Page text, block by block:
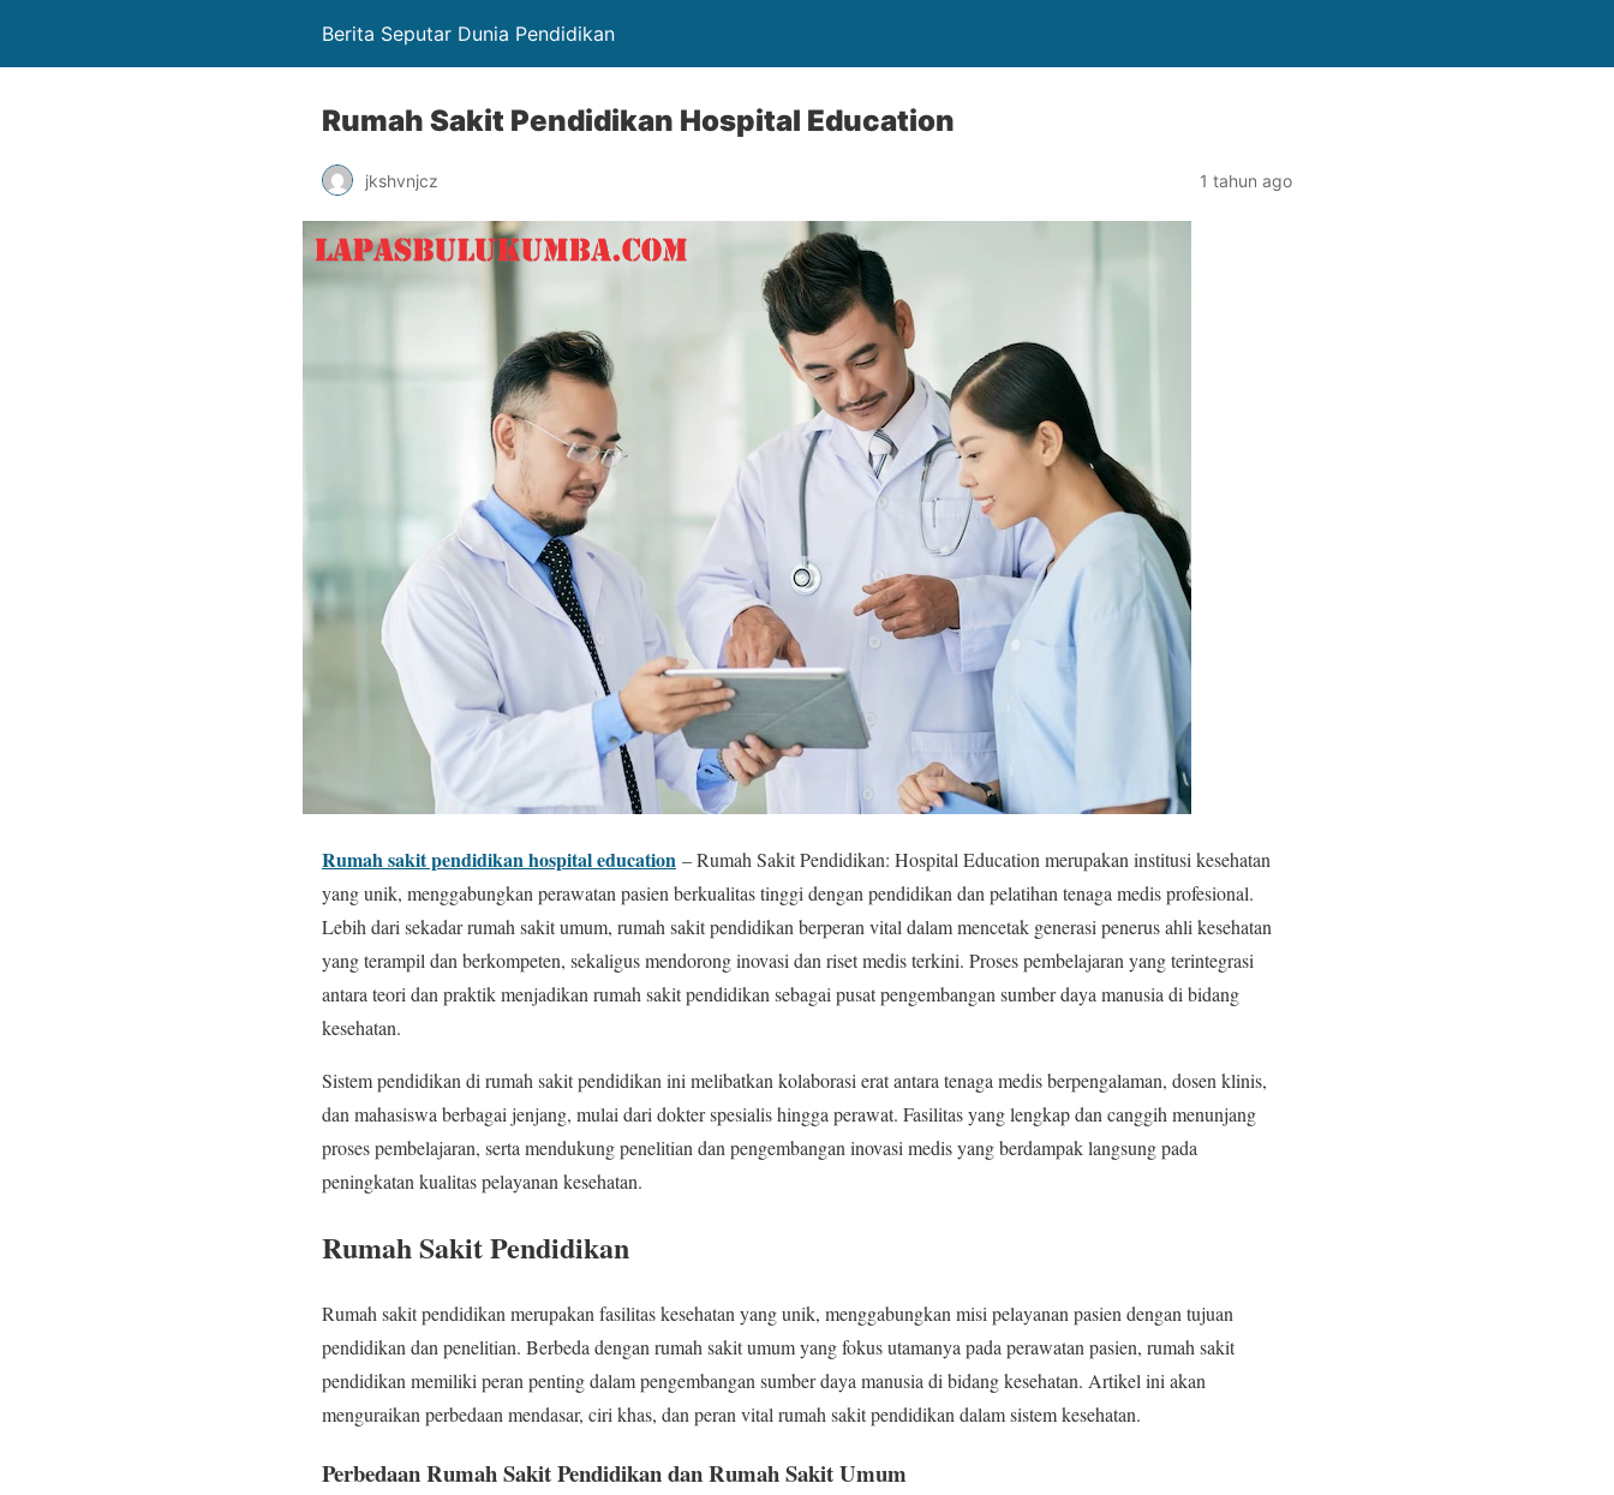
Berita Seputar Dunia Pendidikan
Rumah Sakit Pendidikan Hospital Education
jkshvnjcz 1 tahun ago
Rumah sakit pendidikan hospital education – Rumah Sakit Pendidikan: Hospital Education merupakan institusi kesehatan
yang unik, menggabungkan perawatan pasien berkualitas tinggi dengan pendidikan dan pelatihan tenaga medis profesional.
Lebih dari sekadar rumah sakit umum, rumah sakit pendidikan berperan vital dalam mencetak generasi penerus ahli kesehatan
yang terampil dan berkompeten, sekaligus mendorong inovasi dan riset medis terkini. Proses pembelajaran yang terintegrasi
antara teori dan praktik menjadikan rumah sakit pendidikan sebagai pusat pengembangan sumber daya manusia di bidang
kesehatan.
Sistem pendidikan di rumah sakit pendidikan ini melibatkan kolaborasi erat antara tenaga medis berpengalaman, dosen klinis,
dan mahasiswa berbagai jenjang, mulai dari dokter spesialis hingga perawat. Fasilitas yang lengkap dan canggih menunjang
proses pembelajaran, serta mendukung penelitian dan pengembangan inovasi medis yang berdampak langsung pada
peningkatan kualitas pelayanan kesehatan.
Rumah Sakit Pendidikan
Rumah sakit pendidikan merupakan fasilitas kesehatan yang unik, menggabungkan misi pelayanan pasien dengan tujuan
pendidikan dan penelitian. Berbeda dengan rumah sakit umum yang fokus utamanya pada perawatan pasien, rumah sakit
pendidikan memiliki peran penting dalam pengembangan sumber daya manusia di bidang kesehatan. Artikel ini akan
menguraikan perbedaan mendasar, ciri khas, dan peran vital rumah sakit pendidikan dalam sistem kesehatan.
Perbedaan Rumah Sakit Pendidikan dan Rumah Sakit Umum